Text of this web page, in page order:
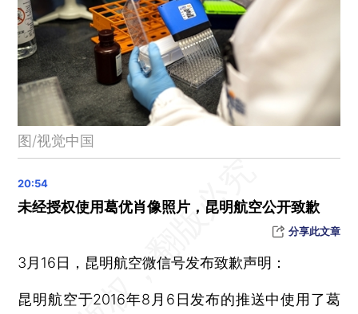
海关：查获一旅客违规携带孕妇血液样本101管出境
多地发放消费券提振消费活力
河南多地发布暴雪红色预警 降雪成因公布
七部门联合部署2023年全国农资打假专项治理行动
商务部回应澳煤进口：煤炭自动进口许可证可正常申请
晨读荐闻（国内、国际、市场消息32条）
外逃商人郭文贵美国被捕 涉嫌证券欺诈等11项指控
1—2月经济回暖 由哪些因素推动？
图/视觉中国
未经授权使用葛优肖像照片，昆明航空公开致歉
分享此文章
3月16日，昆明航空微信号发布致歉声明：
昆明航空于2016年8月6日发布的推送中使用了葛